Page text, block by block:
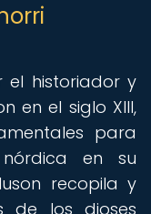
el historiador y
en el siglo XIII,
para
en su
recopila y
de los dioses